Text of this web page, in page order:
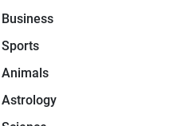
Business
Sports
Animals
Astrology